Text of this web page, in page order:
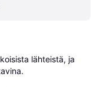
lähteistä, ja